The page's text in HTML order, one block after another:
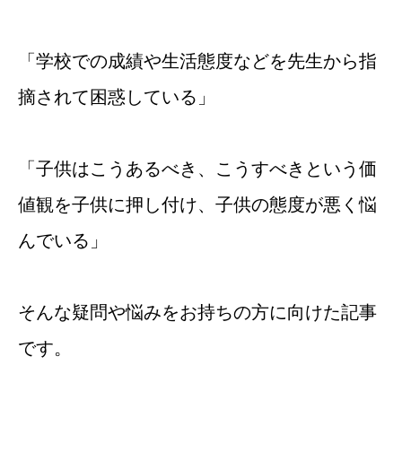
「学校での成績や生活態度などを先生から指
摘されて困惑している」
「子供はこうあるべき、こうすべきという価
値観を子供に押し付け、子供の態度が悪く悩
んでいる」
そんな疑問や悩みをお持ちの方に向けた記事
です。